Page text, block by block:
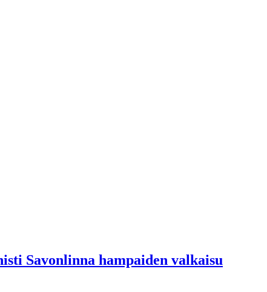
Savonlinna hampaiden valkaisu